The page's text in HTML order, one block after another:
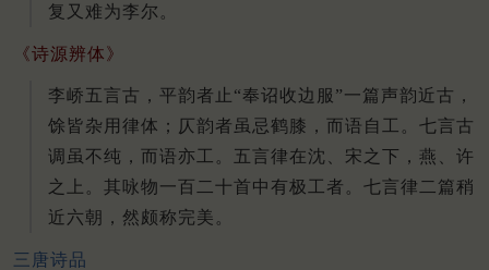
复又难为李尔。
《诗源辨体》
李峤五言古，平韵者止“奉诏收边服”一篇声韵近古，
馀皆杂用律体；仄韵者虽忌鹤膝，而语自工。七言古
调虽不纯，而语亦工。五言律在沈、宋之下，燕、许
之上。其咏物一百二十首中有极工者。七言律二篇稍
近六朝，然颇称完美。
三唐诗品